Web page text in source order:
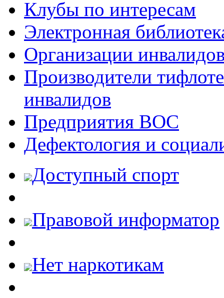
Клубы по интересам
Электронная
Организации
Производители
инвалидов
Предприятия ВОС
Дефектология и
Доступный спорт
Правовой информатор
Нет наркотикам